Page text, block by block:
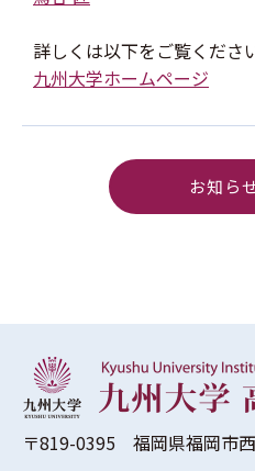
詳しくは以下をご覧くださ
九州大学ホームページ
お知ら
〒819-0395 福岡県福岡市